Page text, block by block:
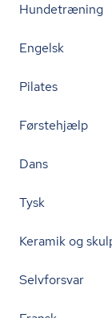
Hundetræning
Engelsk
Pilates
Førstehjælp
Dans
Tysk
Keramik og
Selvforsvar